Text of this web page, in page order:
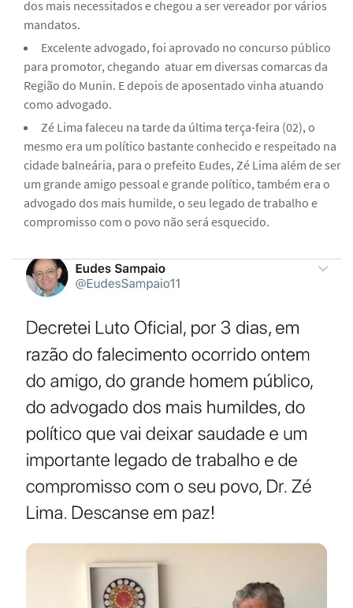
dos mais necessitados e chegou a ser vereador por vários
mandatos.
Excelente advogado, foi aprovado no concurso público
para promotor, chegando atuar em diversas comarcas da
Região do Munin. E depois de aposentado vinha atuando
como advogado.
Zé Lima faleceu na tarde da última terça-feira (02), o
mesmo era um político bastante conhecido e respeitado na
cidade balneária, para o prefeito Eudes, Zé Lima além de ser
um grande amigo pessoal e grande político, também era o
advogado dos mais humilde, o seu legado de trabalho e
compromisso com o povo não será esquecido.